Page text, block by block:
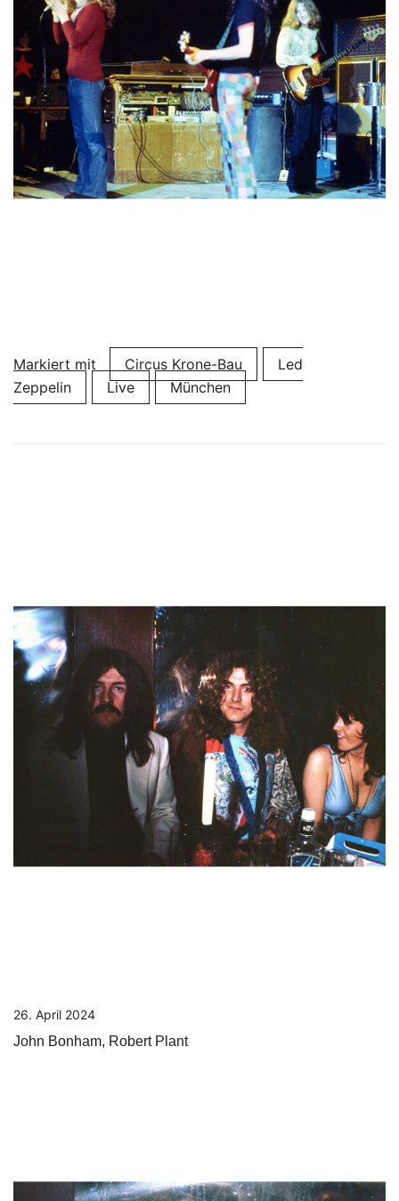
Markiert mit Circus Krone-Bau
Led
Zeppelin
Live München
26. April 2024
John Bonham, Robert Plant